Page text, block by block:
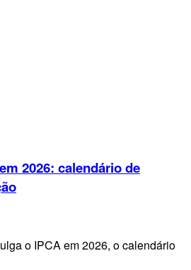
2026: calendário de
o IPCA em 2026, o calendário